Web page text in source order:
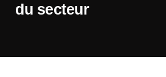
du secteur